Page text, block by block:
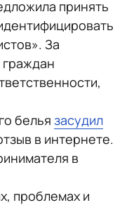
принять
За
белья засудил
в интернете.
в
проблемах и